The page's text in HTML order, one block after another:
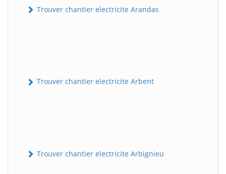
Trouver chantier electricite Arandas
Trouver chantier electricite Arbent
Trouver chantier electricite Arbignieu